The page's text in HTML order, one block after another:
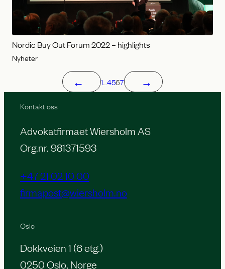
Nordic Buy Out Forum 2022 – highlights
Nyheter
← 1 4567 →
Kontakt oss
Advokatfirmaet Wiersholm AS
Org.nr. 981371593
+47 21 02 10 00
firmapost@wiersholm.no
Oslo
Dokkveien 1 (6 etg.)
0250 Oslo, Norge